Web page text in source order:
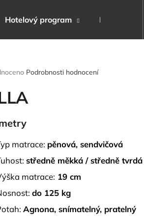
Hotelový program Dárkové
Podrobnosti hodnocení
matrace: pěnová, sendvičová
středně měkká / středně
matrace: 19 cm
do 125 kg
Agnona, snímatelný, pratelný